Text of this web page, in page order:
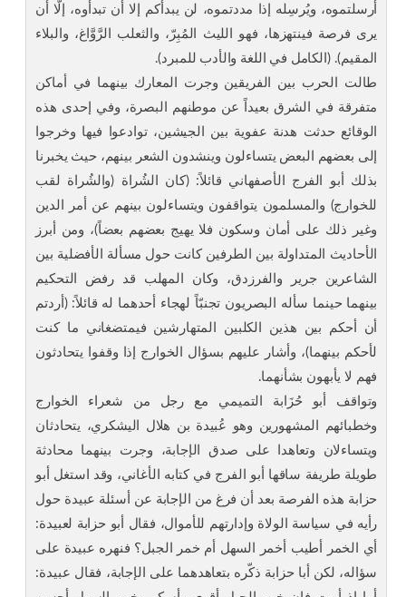
أرسلتموه، ويُرسِله إذا مددتموه، لن يبدأكم إلا أن تبدأوه، إلّا أن
يرى فرصة فينتهزها، فهو الليث المُبِرّ، والثعلب الرَّوَّاغ، والبلاء
المقيم). (الكامل في اللغة والأدب للمبرد).
طالت الحرب بين الفريقين وجرت المعارك بينهما في أماكن
متفرقة في الشرق بعيداً عن موطنهم البصرة، وفي إحدى هذه
الوقائع حدثت هدنة عفوية بين الجيشين، توادعوا فيها وخرجوا
إلى بعضهم البعض يتساءلون وينشدون الشعر بينهم، حيث يخبرنا
بذلك أبو الفرج الأصفهاني قائلاً: (كان الشُراة (والشُراة لقب
للخوارج) والمسلمون يتواقفون ويتساءلون بينهم عن أمر الدين
وغير ذلك على أمان وسكون فلا يهيج بعضهم بعضاً)، ومن أبرز
الأحاديث المتداولة بين الطرفين كانت حول مسألة الأفضلية بين
الشاعرين جرير والفرزدق، وكان المهلب قد رفض التحكيم
بينهما حينما سأله البصريون تجنبّاً لهجاء أحدهما له قائلاً: (أردتم
أن أحكم بين هذين الكلبين المتهارشين فيمتضغاني ما كنت
لأحكم بينهما)، وأشار عليهم بسؤال الخوارج إذا وقفوا يتحادثون
فهم لا يأبهون بشأنهما.
وتواقف أبو حُزَابة التميمي مع رجل من شعراء الخوارج
وخطبائهم المشهورين وهو عُبيدة بن هلال اليشكري، يتحادثان
ويتساءلان وتعاهدا على صدق الإجابة، وجرت بينهما محادثة
طويلة طريفة ساقها أبو الفرج في كتابه الأغاني، وقد استغل أبو
حزابة هذه الفرصة بعد أن فرغ من الإجابة عن أسئلة عبيدة حول
رأيه في سياسة الولاة وإدارتهم للأموال، فقال أبو حزابة لعبيدة:
أي الخمر أطيب أخمر السهل أم خمر الجبل؟ فنهره عبيدة على
سؤاله، لكن أبا حزابة ذكّره بتعاهدهما على الإجابة، فقال عبيدة: